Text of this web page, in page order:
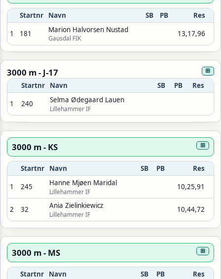
Startnr Navn SB PB Res
1 181 Marion Halvorsen Nustad
Gausdal FIK
13,17,96
3000 m - J-17 ⊞
Startnr Navn SB PB Res
1 240 Selma Ødegaard Lauen
Lillehammer IF
3000 m - KS ⊞
Startnr Navn SB PB Res
1 245 Hanne Mjøen Maridal
Lillehammer IF
10,25,91
2 32 Ania Zielinkiewicz
Lillehammer IF
10,44,72
3000 m - MS ⊞
Startnr Navn SB PB Res